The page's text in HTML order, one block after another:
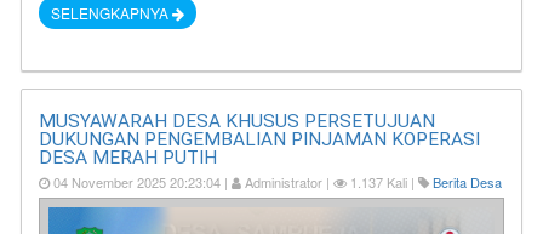
SELENGKAPNYA
MUSYAWARAH DESA KHUSUS PERSETUJUAN
DUKUNGAN PENGEMBALIAN PINJAMAN KOPERASI
DESA MERAH PUTIH
04 November 2025 20:23:04 | Administrator | 1.137 Kali | Berita Desa